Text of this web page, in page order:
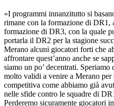
«I programmi innanzitutto si
rimane con la formazione di DR1,
formazione di DR3, con la quale
portarla il DR2 per la stagione
Merano alcuni giocatori forti che
affrontare quest’anno anche se
siamo un po’ decentrati.
molto validi a venire a Merano per
competitiva come abbiamo già
nelle sfide contro le squadre di
Perderemo sicuramente giocatori